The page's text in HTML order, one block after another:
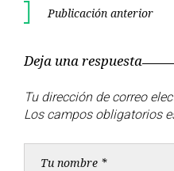
Navegación
entradas
Publicación anterior
Deja una respuesta
Tu dirección de correo
Los campos obligatorios